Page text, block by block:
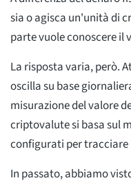
sia o agisca un'unità di
parte vuole conoscere il
La risposta varia, però.
oscilla su base
misurazione del valore
criptovalute si basa sul
configurati per tracciare
In passato, abbiamo